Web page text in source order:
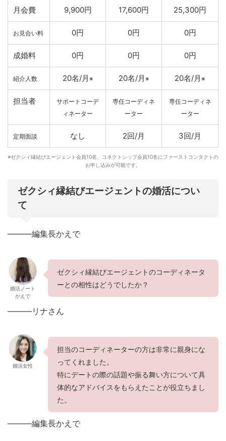
月会費 9,900円 17,600円 25,300円
お見合い料 0円 0円 0円
成婚料 0円 0円 0円
紹介人数 20名/月 ※ 20名/月 ※ 20名/月 ※
担当者
サポートコーデ
ィネーター
専任コーディネ
ーター
専任コーディネ
ーター
定期面談 なし 2回/月 3回/月
※ゼクシィ縁結びエージェント会員10名、コネクトシップ会員10名にファーストコンタクトの
お申し込みが可能です。
ゼクシィ縁結びエージェントの婚活につい
て
———編集長かえで
婚活ノート
かえで
ゼクシィ縁結びエージェントのコーディネータ
ーとの相性はどうでしたか？
———リナさん
婚活女性
担当のコーディネーターの方は非常に親身にな
ってくれました。
特にデートの際の話題や振る舞い方について具
体的なアドバイスをもらえたことが役立ちまし
た。
———編集長かえで